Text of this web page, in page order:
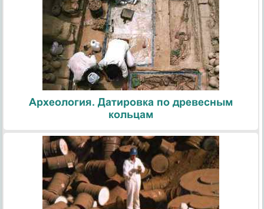
Археология. Датировка по древесным
кольцам